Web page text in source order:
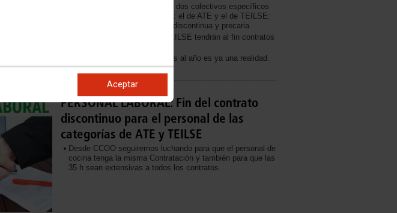
Aceptar
Hoy es un día importante para dos colectivos específicos
de la consejería de Educación: el de ATE y el de TEILSE:
Se pone fin a su contratación discontinua y precaria.
596 plazas de ATE y 18 de TEILSE tendrán al fin contratos
La contratación de doce meses al año es ya una realidad.
PERSONAL LABORAL: Fin del contrato
discontinuo para el personal de las
categorías de ATE y TEILSE
Desde CCOO seguiremos luchando para que el personal de
cocina tenga la misma Contratación y también para que las
35 h sean extensivas a todos los contratos.